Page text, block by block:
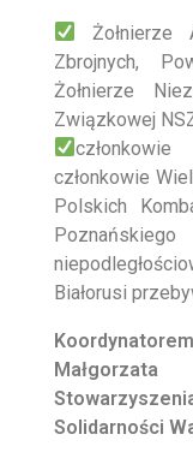
Żołnierze
Zbrojnych,
Żołnierze
Związkowej
członkowie
Polskich
Białorusi
Solidarności